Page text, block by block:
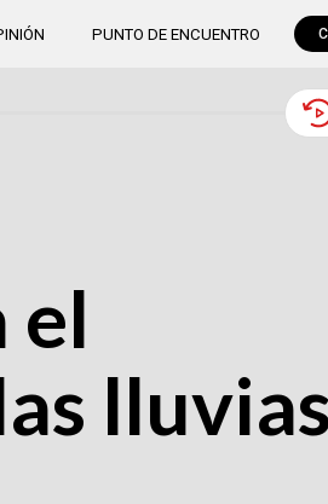
PUNTO DE ENCUENTRO
el
lluvias